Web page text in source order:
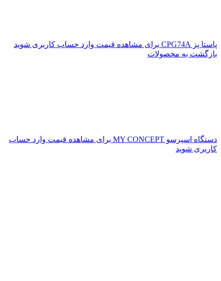
پاستا پز CPG74A
برای مشاهده قیمت وارد حساب کاربری شوید
بازگشت به محصولات
دستگاه اسپرسو MY CONCEPT
برای مشاهده قیمت وارد حساب
کاربری شوید